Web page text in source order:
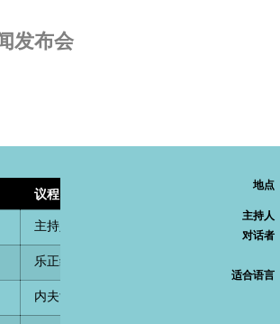
发布会
地点
主持人
对话者
适合语言
议程
主持人冯博一介绍出席对话座谈的嘉宾
乐正维副馆长代表何香凝美术馆致辞
内夫肯斯先生致辞并介绍其影像收藏及基金会